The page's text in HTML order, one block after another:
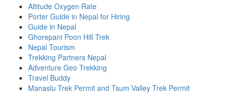
Altitude Oxygen Rate
Porter Guide in Nepal for Hiring
Guide in Nepal
Ghorepani Poon Hill Trek
Nepal Tourism
Trekking Partners Nepal
Adventure Geo Trekking
Travel Buddy
Manaslu Trek Permit and Tsum Valley Trek Permit